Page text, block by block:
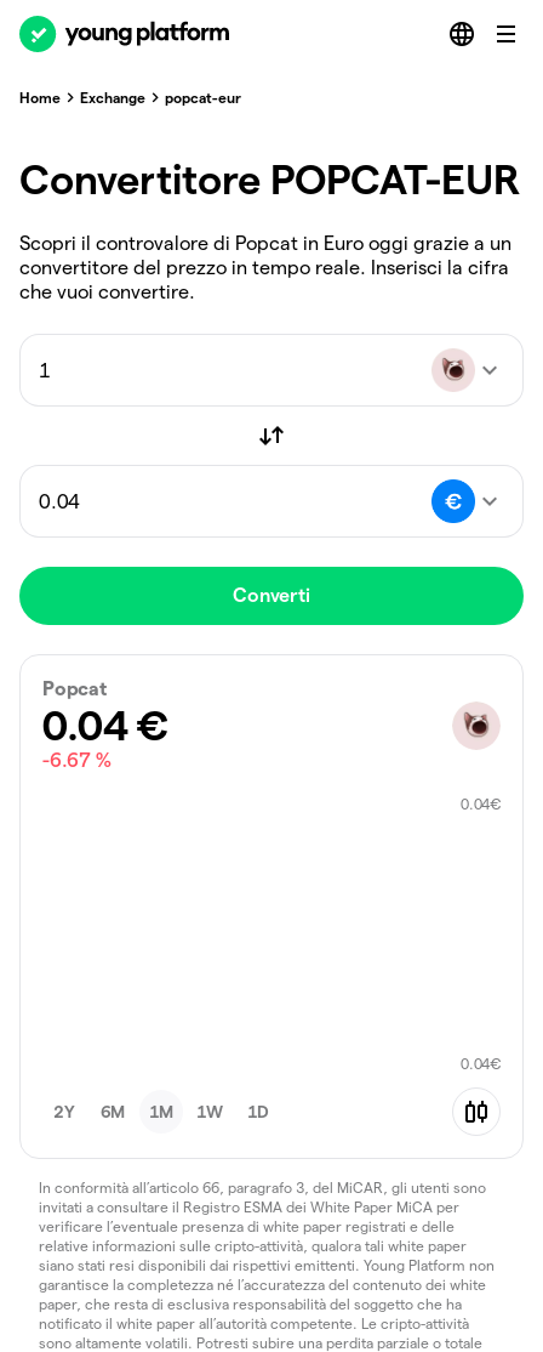
Home Exchange popcat-eur
Convertitore POPCAT-EUR
Scopri il controvalore di Popcat in Euro oggi grazie a un
convertitore del prezzo in tempo reale. Inserisci la cifra
che vuoi convertire.
Converti
Popcat
0.04 €
-6.67 %
0.04€
0.04€
2Y 6M 1M 1W 1D
In conformità all’articolo 66, paragrafo 3, del MiCAR, gli utenti sono
invitati a consultare il Registro ESMA dei White Paper MiCA per
verificare l’eventuale presenza di white paper registrati e delle
relative informazioni sulle cripto-attività, qualora tali white paper
siano stati resi disponibili dai rispettivi emittenti. Young Platform non
garantisce la completezza né l’accuratezza del contenuto dei white
paper, che resta di esclusiva responsabilità del soggetto che ha
notificato il white paper all’autorità competente. Le cripto-attività
sono altamente volatili. Potresti subire una perdita parziale o totale